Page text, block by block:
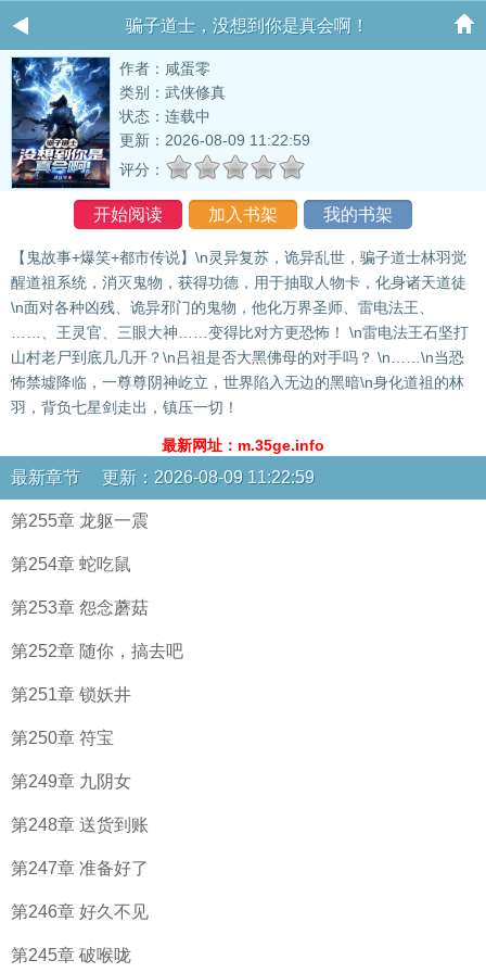
骗子道士，没想到你是真会啊！
作者：咸蛋零
类别：武侠修真
状态：连载中
更新：2026-08-09 11:22:59
评分：
开始阅读 加入书架 我的书架
【鬼故事+爆笑+都市传说】\n灵异复苏，诡异乱世，骗子道士林羽觉
醒道祖系统，消灭鬼物，获得功德，用于抽取人物卡，化身诸天道徒
\n面对各种凶残、诡异邪门的鬼物，他化万界圣师、雷电法王、
……、王灵官、三眼大神……变得比对方更恐怖！ \n雷电法王石坚打
山村老尸到底几几开？\n吕祖是否大黑佛母的对手吗？ \n……\n当恐
怖禁墟降临，一尊尊阴神屹立，世界陷入无边的黑暗\n身化道祖的林
羽，背负七星剑走出，镇压一切！
最新网址：m.35ge.info
最新章节 更新：2026-08-09 11:22:59
第255章 龙躯一震
第254章 蛇吃鼠
第253章 怨念蘑菇
第252章 随你，搞去吧
第251章 锁妖井
第250章 符宝
第249章 九阴女
第248章 送货到账
第247章 准备好了
第246章 好久不见
第245章 破喉咙